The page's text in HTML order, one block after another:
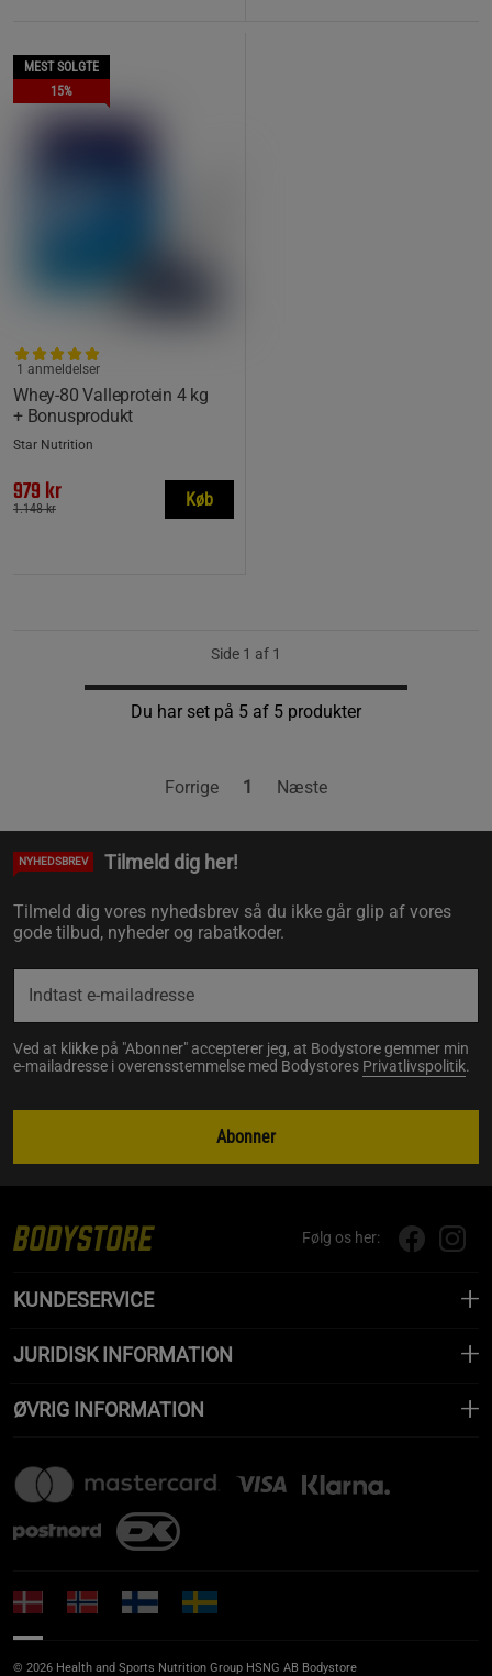
MEST SOLGTE
15%
Whey-80 Valleprotein 4 kg
+ Bonusprodukt
1 anmeldelser
Star Nutrition
979 kr
1.148 kr Køb
Side 1 af 1
Du har set på 5 af 5 produkter
Forrige 1 Næste
NYHEDSBREV Tilmeld dig her!
Tilmeld dig vores nyhedsbrev så du ikke går glip af vores
gode tilbud, nyheder og rabatkoder.
Ved at klikke på "Abonner" accepterer jeg, at Bodystore gemmer min
e-mailadresse i overensstemmelse med Bodystores Privatlivspolitik.
Abonner
Følg os her:
KUNDESERVICE
JURIDISK INFORMATION
ØVRIG INFORMATION
© 2026 Health and Sports Nutrition Group HSNG AB Bodystore